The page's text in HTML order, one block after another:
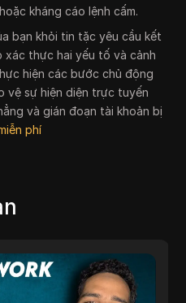
kháng cáo lệnh cấm.
bạn khỏi tin tặc yêu cầu kết
xác thực hai yếu tố và cảnh
hiện các bước chủ động
vệ sự hiện diện trực tuyến
và gián đoạn tài khoản bị
phí